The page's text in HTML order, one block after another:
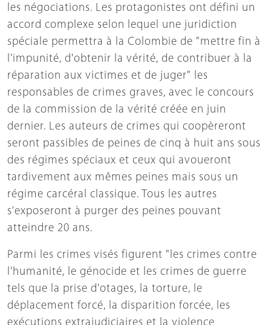
les négociations. Les protagonistes ont défini un
accord complexe selon lequel une juridiction
spéciale permettra à la Colombie de "mettre fin à
l'impunité, d'obtenir la vérité, de contribuer à la
réparation aux victimes et de juger" les
responsables de crimes graves, avec le concours
de la commission de la vérité créée en juin
dernier. Les auteurs de crimes qui coopèreront
seront passibles de peines de cinq à huit ans sous
des régimes spéciaux et ceux qui avoueront
tardivement aux mêmes peines mais sous un
régime carcéral classique. Tous les autres
s'exposeront à purger des peines pouvant
atteindre 20 ans.
Parmi les crimes visés figurent "les crimes contre
l'humanité, le génocide et les crimes de guerre
tels que la prise d'otages, la torture, le
déplacement forcé, la disparition forcée, les